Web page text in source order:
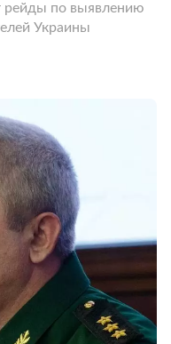
по выявлению
Украины